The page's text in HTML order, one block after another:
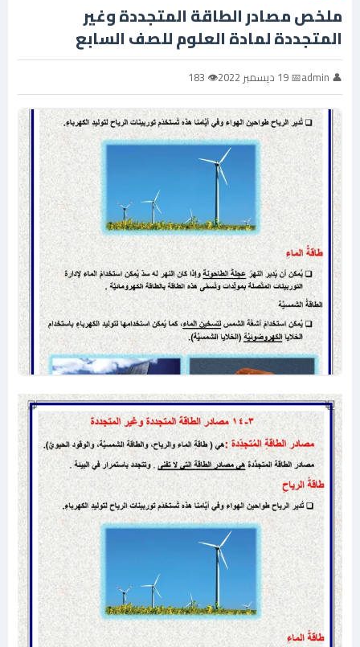
ملخص مصادر الطاقة المتجددة وغير
المتجددة لمادة العلوم للصف السابع
👤 admin 📅 19 ديسمبر 2022 👁 183